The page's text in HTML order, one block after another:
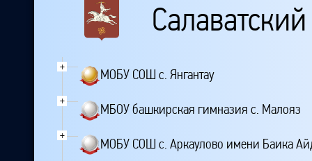
+
МОБУ СОШ с. Янгантау
+
МБОУ башкирская гимназия с. Малояз
+
МОБУ СОШ с. Аркаулово имени Баика